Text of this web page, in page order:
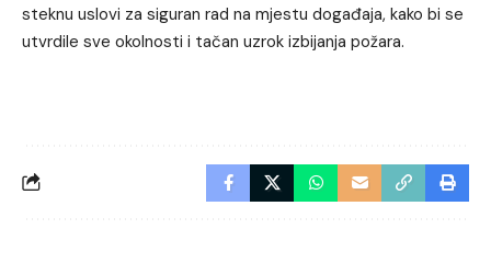
steknu uslovi za siguran rad na mjestu događaja, kako bi se
utvrdile sve okolnosti i tačan uzrok izbijanja požara.